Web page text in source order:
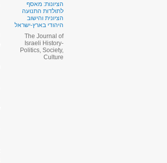
הציונות: מאסף
לתולדות התנועה
הציונית והישוב
היהודי בארץ-ישראל
The Journal of
Israeli History-
Politics, Society,
Culture